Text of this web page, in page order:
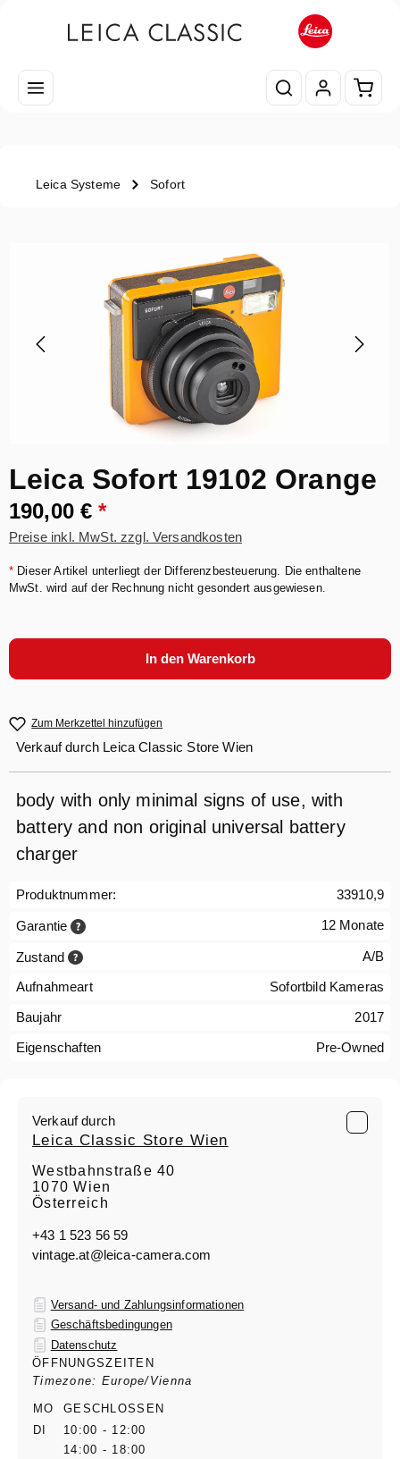
Leica Systeme Sofort
Leica Sofort 19102 Orange
190,00 €*
Preise inkl. MwSt. zzgl. Versandkosten
* Dieser Artikel unterliegt der Differenzbesteuerung. Die enthaltene
MwSt. wird auf der Rechnung nicht gesondert ausgewiesen.
In den Warenkorb
Zum Merkzettel hinzufügen
Verkauf durch Leica Classic Store Wien
body with only minimal signs of use, with
battery and non original universal battery
charger
Produktnummer: 33910,9
Garantie 12 Monate
Zustand A/B
Aufnahmeart
Sofortbild Kameras
Baujahr
2017
Eigenschaften
Pre-Owned
Verkauf durch
Leica Classic Store Wien
Westbahnstraße 40
1070 Wien
Österreich
+43 1 523 56 59
vintage.at@leica-camera.com
Versand- und Zahlungsinformationen
Geschäftsbedingungen
Datenschutz
ÖFFNUNGSZEITEN
Timezone: Europe/Vienna
MO
GESCHLOSSEN
DI
10:00 - 12:00
14:00 - 18:00